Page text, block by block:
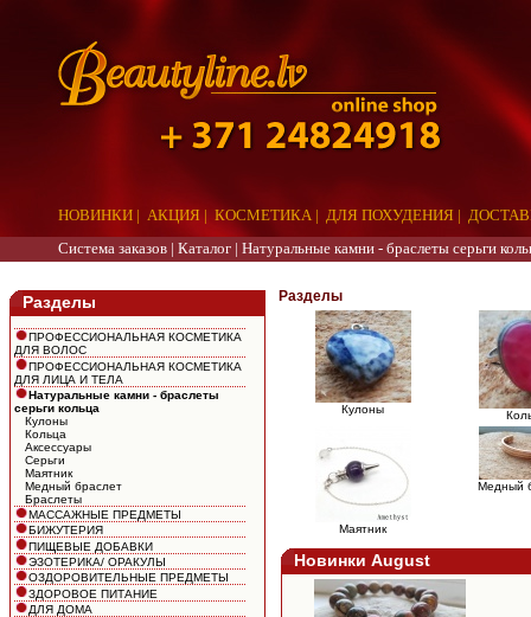
НОВИНКИ | АКЦИЯ | КОСМЕТИКА | ДЛЯ ПОХУДЕНИЯ |
Система заказов | Каталог | Натуральные камни - браслеты серьги
Разделы
ПРОФЕССИОНАЛЬНАЯ КОСМЕТИКА
ДЛЯ ВОЛОС
ПРОФЕССИОНАЛЬНАЯ КОСМЕТИКА
ДЛЯ ЛИЦА И ТЕЛА
Натуральные камни - браслеты
серьги кольца
Кулоны
Кольца
Аксессуары
Серьги
Маятник
Медный браслет
Браслеты
МАССАЖНЫЕ ПРЕДМЕТЫ
БИЖУТЕРИЯ
ПИЩЕВЫЕ ДОБАВКИ
ЭЗОТЕРИКА/ ОРАКУЛЫ
ОЗДОРОВИТЕЛЬНЫЕ ПРЕДМЕТЫ
ЗДОРОВОЕ ПИТАНИЕ
ДЛЯ ДОМА
Разделы
Кулоны
Маятник
Медный
Новинки August